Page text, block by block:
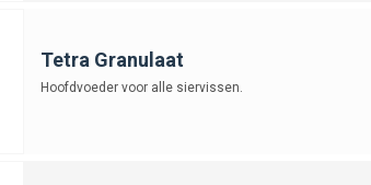
Tetra Granulaat
Hoofdvoeder voor alle siervissen.